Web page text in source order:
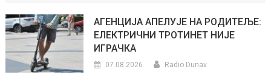
АГЕНЦИЈА АПЕЛУЈЕ НА РОДИТЕЉЕ:
ЕЛЕКТРИЧНИ ТРОТИНЕТ НИЈЕ
ИГРАЧКА
07.08.2026. Radio Dunav